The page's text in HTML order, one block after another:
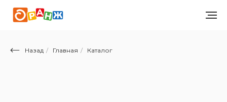
Назад / Главная / Каталог